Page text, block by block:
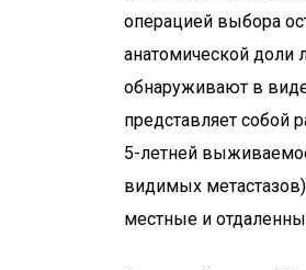
операцией выбора
анатомической доли
обнаруживают в виде
представляет собой
5-летней
видимых
местные и